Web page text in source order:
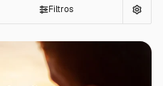
Filtros